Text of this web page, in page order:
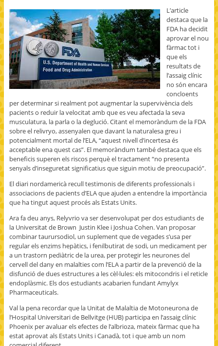
L’article
destaca que la
FDA ha decidit
aprovar el nou
fàrmac tot i
que els
resultats de
l’assaig clínic
no són encara
concloents
per determinar si realment pot augmentar la supervivència dels
pacients o reduir la velocitat amb que es veu afectada la seva
musculatura, la parla o la deglució. Citant el memoràndum de la FDA
sobre el relivryo, assenyalen que davant la naturalesa greu i
potencialment mortal de l’ELA, “aquest nivell d’incertesa és
acceptable ena quest cas”. El memoràndum també destaca que els
beneficis superen els riscos perquè el tractament “no presenta
senyals d’inseguretat significatius que siguin motiu de preocupació”.
El diari nordamericà recull testimonis de diferents professionals i
associacions de pacients d’ELA que ajuden a entendre la importància
que ha tingut aquest procés als Estats Units.
Ara fa deu anys, Relyvrio va ser desenvolupat per dos estudiants de
la Universitat de Brown Justin Klee i Joshua Cohen. Van proposar
combinar taurursodiol, un suplement que de vegades s’usa per
regular els enzims hepàtics, i fenilbutirat de sodi, un medicament per
a un trastorn pediàtric de la urea, per protegir les neurones del
cervell del dany en malalties com l’ELA a partir de la prevenció de la
disfunció de dues estructures a les cèl·lules: els mitocondris i el reticle
endoplàsmic. Els dos estudiants acabarien fundant Amylyx
Pharmaceuticals.
Val la pena recordar que la Unitat de Malaltia de Motoneurona de
l’Hospital Universitari de Bellvitge (HUB) participa en l’assaig clínic
Phoenix per avaluar els efectes de l’albrioza, mateix fàrmac que ha
estat aprovat als Estats Units i Canadà, tot i que amb un nom